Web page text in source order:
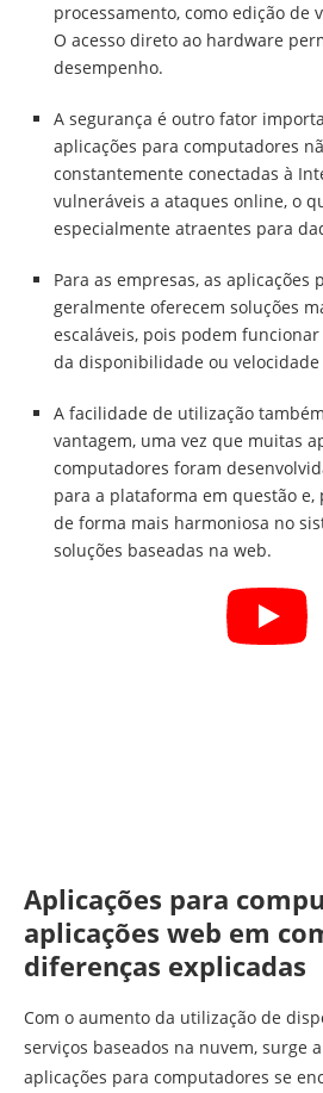
processamento, como edição de
O acesso direto ao hardware
desempenho.
A segurança é outro fator
aplicações para computadores
constantemente conectadas à
vulneráveis a ataques online, o
especialmente atraentes para
Para as empresas, as aplicações
geralmente oferecem soluções
escaláveis, pois podem
da disponibilidade ou
A facilidade de utilização
vantagem, uma vez que muitas
computadores foram
para a plataforma em questão e,
de forma mais harmoniosa no
soluções baseadas na web.
Aplicações para
aplicações web em
diferenças explicadas
Com o aumento da utilização de
serviços baseados na nuvem, surge
aplicações para computadores se